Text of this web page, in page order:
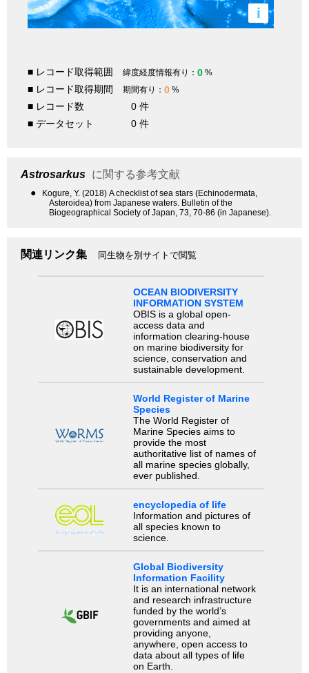
i
■ レコード取得範囲 緯度経度情報有り： 0 %
■ レコード取得期間 期間有り： 0 %
■ レコード数
0 件
■ データセット
0 件
Astrosarkus に関する参考文献
●
Kogure, Y. (2018) A checklist of sea stars (Echinodermata,
Asteroidea) from Japanese waters. Bulletin of the
Biogeographical Society of Japan, 73, 70-86 (in Japanese).
関連リンク集 同生物を別サイトで閲覧
OCEAN BIODIVERSITY
INFORMATION SYSTEM
OBIS is a global open-
access data and
information clearing-house
on marine biodiversity for
science, conservation and
sustainable development.
World Register of Marine
Species
The World Register of
Marine Species aims to
provide the most
authoritative list of names of
all marine species globally,
ever published.
encyclopedia of life
Information and pictures of
all species known to
science.
Global Biodiversity
Information Facility
It is an international network
and research infrastructure
funded by the world’s
governments and aimed at
providing anyone,
anywhere, open access to
data about all types of life
on Earth.